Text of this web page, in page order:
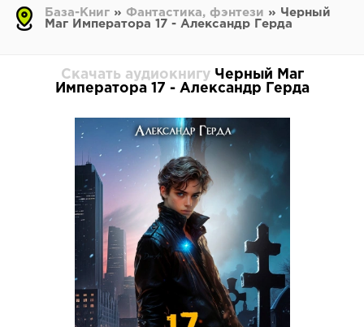
База-Книг » Фантастика, фэнтези » Черный
Маг Императора 17 - Александр Герда
Скачать аудиокнигу Черный Маг
Императора 17 - Александр Герда